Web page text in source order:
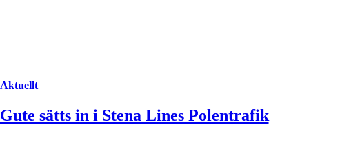
Aktuellt
Gute sätts in i Stena Lines Polentrafik